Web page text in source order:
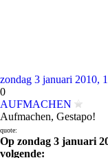
zondag 3 januari 2010,
0
AUFMACHEN
Aufmachen, Gestapo!
quote:
Op zondag 3 januari
volgende: